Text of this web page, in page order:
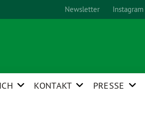
Newsletter Instagram
KONTAKT PRESSE